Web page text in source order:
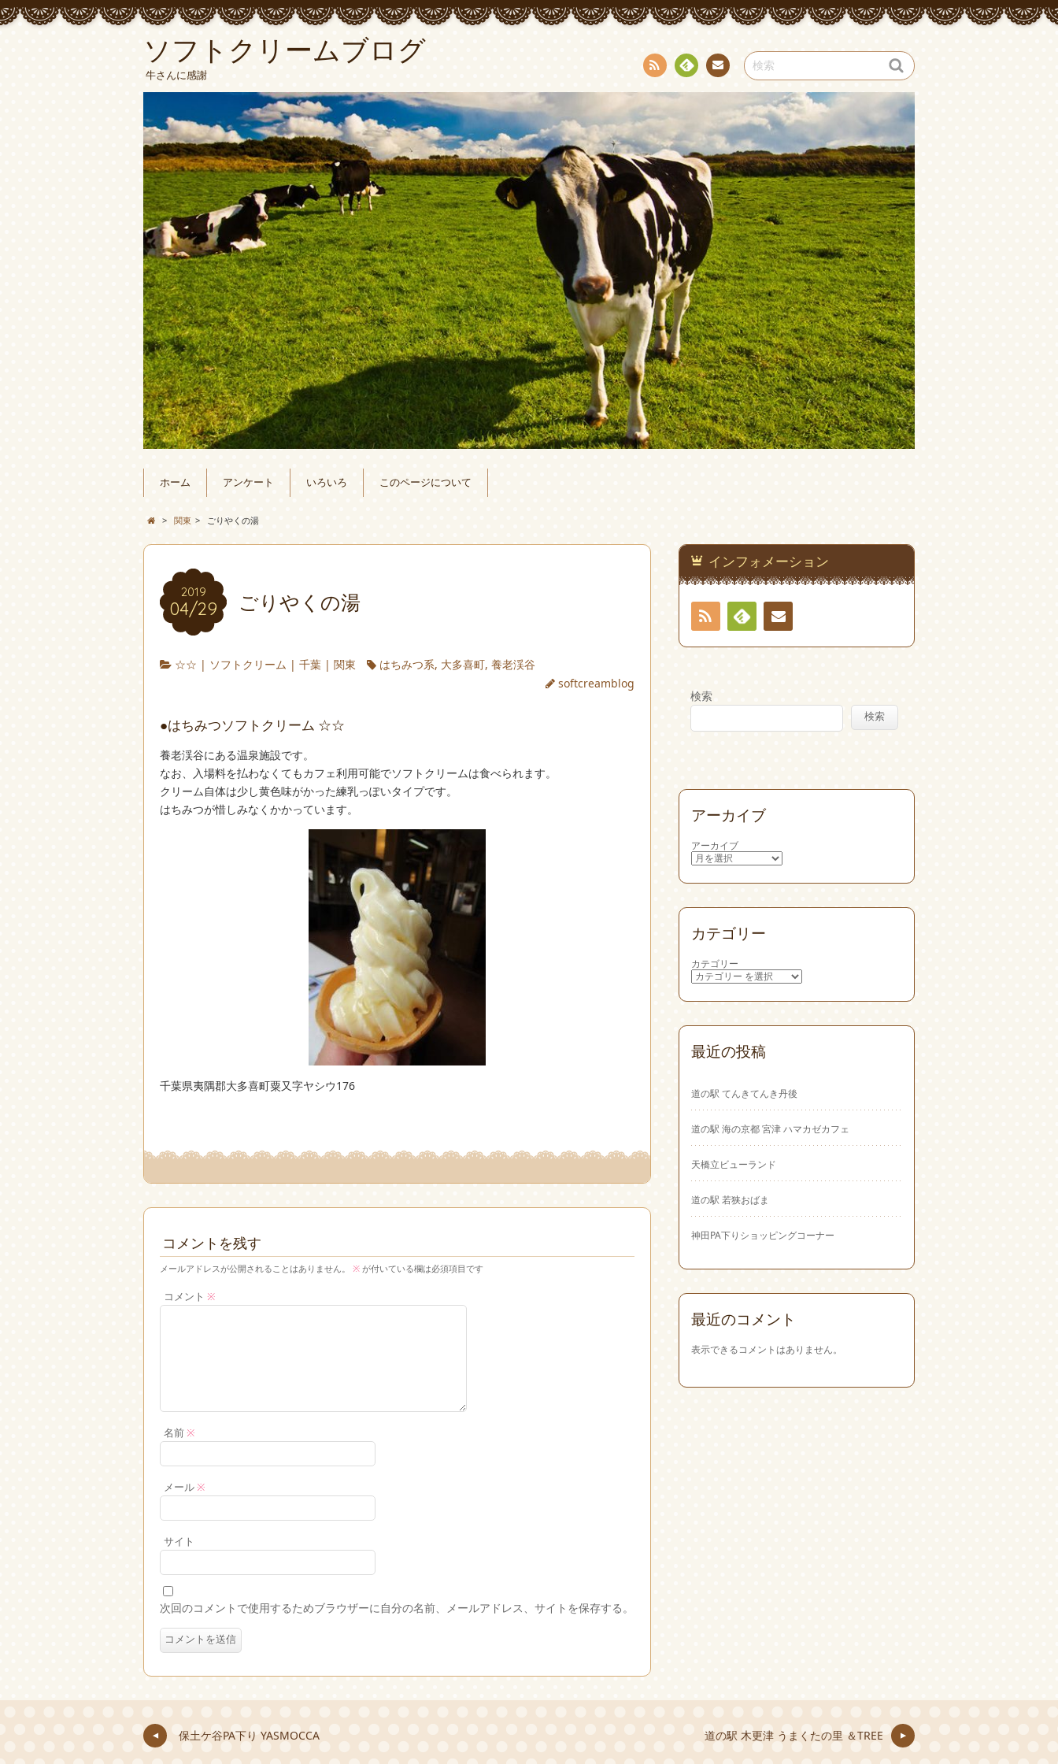
ソフトクリームブログ
牛さんに感謝
RSS Fee
わせ
ホーム アンケート いろいろ このページについて
> 関東 > ごりやくの湯
2019
04/29 ごりやくの湯
☆☆ | ソフトクリーム |千葉 |関東 はちみつ系, 大多喜町,養老渓谷
softcreamblog
●はちみつソフトクリーム ☆☆
養老渓谷にある温泉施設です。
なお、入場料を払わなくてもカフェ利用可能でソフトクリームは食べられます。
クリーム自体は少し黄色味がかった練乳っぽいタイプです。
はちみつが惜しみなくかかっています。
千葉県夷隅郡大多喜町粟又字ヤシウ176
コメントを残す
メールアドレスが公開されることはありません。 ※ が付いている欄は必須項目です
コメント ※
名前※
メール※
サイト
次回のコメントで使用するためブラウザーに自分の名前、メールアドレス、サイトを保存する。
インフォメーション
RSS
Feedlyお問
わせ
検索
検索
アーカイブ
アーカイブ
カテゴリー
カテゴリー
最近の投稿
道の駅 てんきてんき丹後
道の駅 海の京都 宮津 ハマカゼカフェ
天橋立ビューランド
道の駅 若狭おばま
神田PA下りショッピングコーナー
最近のコメント
表示できるコメントはありません。
保土ケ谷PA下り YASMOCCA 道の駅 木更津 うまくたの里 ＆TREE